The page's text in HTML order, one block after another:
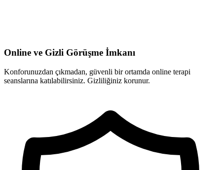
Online ve Gizli Görüşme İmkanı
Konforunuzdan çıkmadan, güvenli bir ortamda online terapi
seanslarına katılabilirsiniz. Gizliliğiniz korunur.